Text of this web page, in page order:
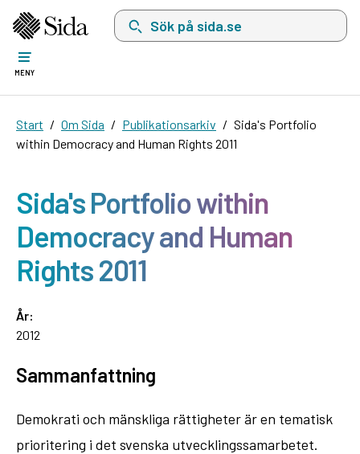
Sök på sida.se, sökförslag kommer att visas
MENY
Start Om Sida Publikationsarkiv
Sida's Portfolio
within Democracy and Human Rights 2011
Sida's Portfolio within
Democracy and Human
Rights 2011
År:
2012
Sammanfattning
Demokrati och mänskliga rättigheter är en tematisk
prioritering i det svenska utvecklingssamarbetet.